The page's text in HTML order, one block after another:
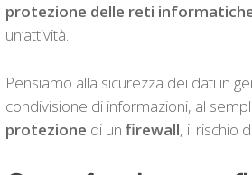
protezione delle reti
un’attività.
Pensiamo alla sicurezza dei dati in
condivisione di informazioni, al
protezione di un firewall, il rischio